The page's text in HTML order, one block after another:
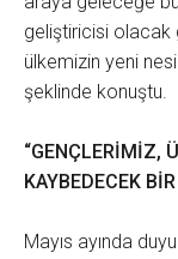
geliştiricisi olacak
ülkemizin yeni
şeklinde konuştu.
“GENÇLERİMİZ,
KAYBEDECEK
Mayıs ayında